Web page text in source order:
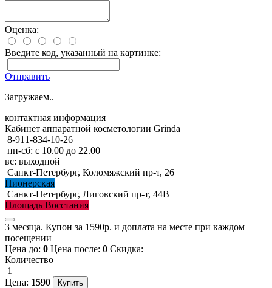
Оценка:
Введите код, указанный на картинке:
Отправить
Загружаем..
контактная информация
Кабинет аппаратной косметологии Grinda
8-911-834-10-26
пн-сб: с 10.00 до 22.00
вс: выходной
Санкт-Петербург, Коломяжский пр-т, 26
Пионерская
Санкт-Петербург, Лиговский пр-т, 44В
Площадь Восстания
3 месяца. Купон за 1590р. и доплата на месте при каждом
посещении
Цена до: 0 Цена после: 0 Скидка:
Количество
1
Цена: 1590